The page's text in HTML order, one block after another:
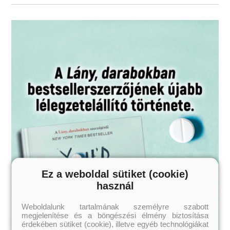
Felnőtteknek ajánljuk!
Ez a weboldal sütiket (cookie)
használ
Weboldalunk tartalmának személyre szabott
megjelenítése és a böngészési élmény biztosítása
érdekében sütiket (cookie), illetve egyéb technológiákat